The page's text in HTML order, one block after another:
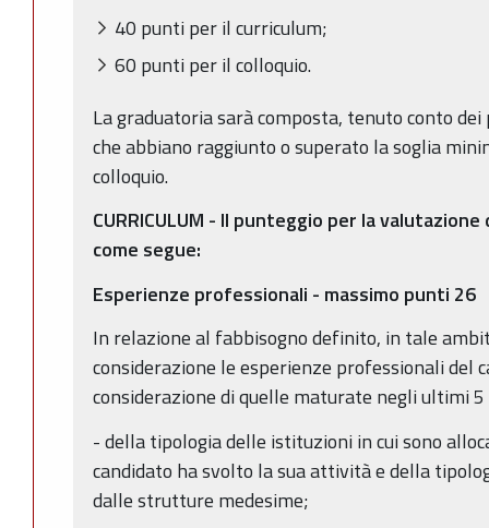
40 punti per il curriculum;
60 punti per il colloquio.
La graduatoria sarà composta, tenuto conto
che abbiano raggiunto o superato la soglia
colloquio.
CURRICULUM - Il punteggio per la
come segue:
Esperienze professionali - massimo punti 26
In relazione al fabbisogno definito, in tale
considerazione le esperienze professionali del
considerazione di quelle maturate negli ultimi
- della tipologia delle istituzioni in cui sono
candidato ha svolto la sua attività e della
dalle strutture medesime;